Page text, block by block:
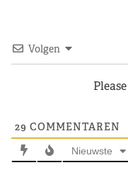
Volgen
29 COMMENTAREN
Nieuwste